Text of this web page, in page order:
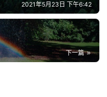
2021年5月23日 下午6:42
下一篇